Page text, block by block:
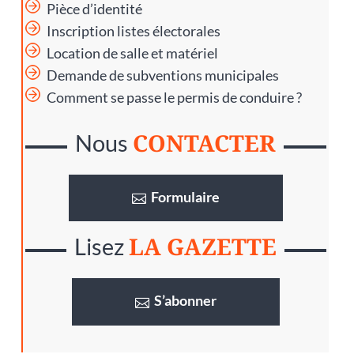
Pièce d’identité
Inscription listes électorales
Location de salle et matériel
Demande de subventions municipales
Comment se passe le permis de conduire ?
Nous CONTACTER
Formulaire
LisezLA GAZETTE
S’abonner